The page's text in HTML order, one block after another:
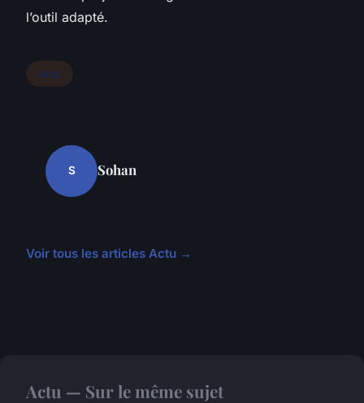
l’outil adapté.
Actu
S Sohan
Voir tous les articles Actu →
Actu — Sur le même sujet